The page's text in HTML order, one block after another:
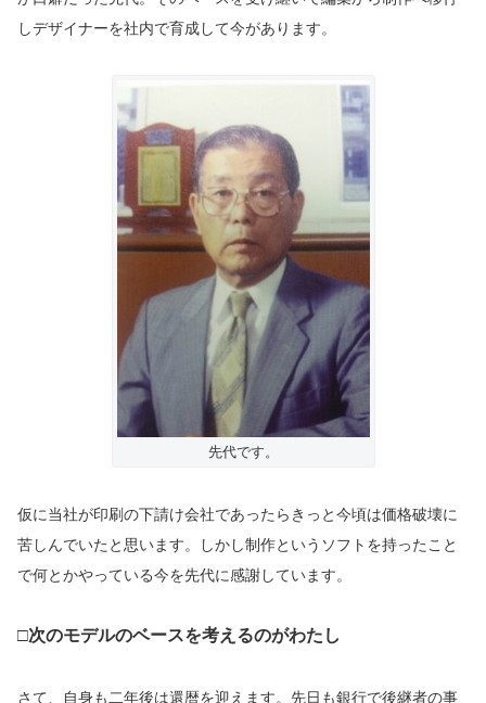
しデザイナーを社内で育成して今があります。
先代です。
仮に当社が印刷の下請け会社であったらきっと今頃は価格破壊に
苦しんでいたと思います。しかし制作というソフトを持ったこと
で何とかやっている今を先代に感謝しています。
□次のモデルのベースを考えるのがわたし
さて、自身も二年後は還暦を迎えます。先日も銀行で後継者の事